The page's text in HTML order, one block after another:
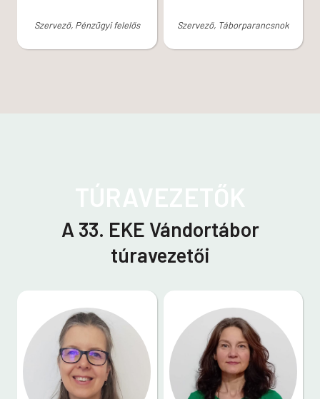
Szervező, Pénzügyi felelős Szervező, Táborparancsnok
A 33. EKE Vándortábor
túravezetői